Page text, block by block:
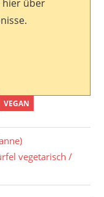
hier über
VEGAN
vegetarisch /